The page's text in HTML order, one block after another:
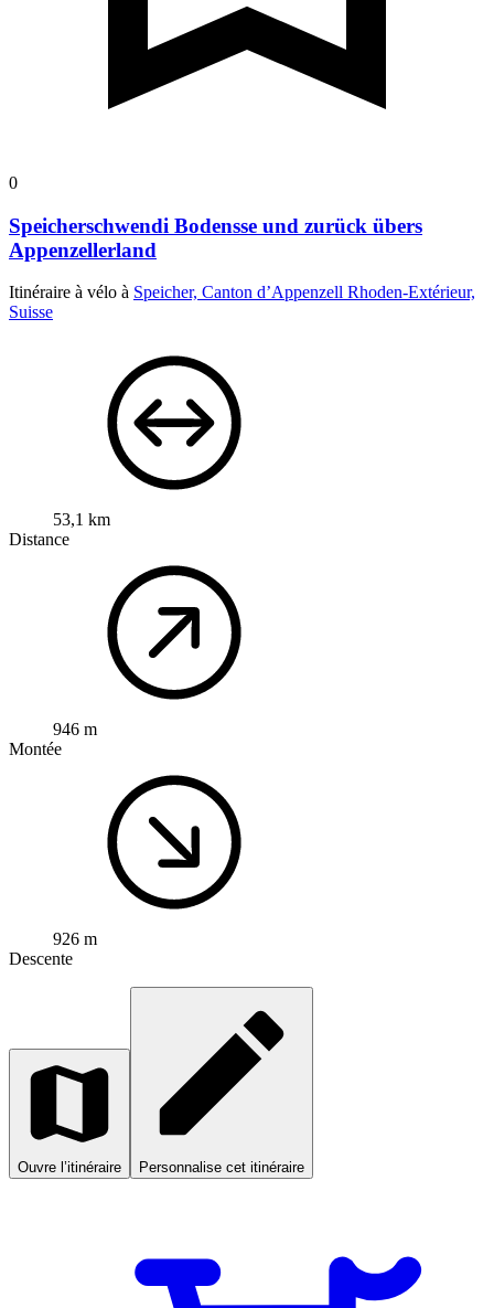
0
Speicherschwendi Bodensse und zurück übers
Appenzellerland
Itinéraire à vélo à Speicher, Canton d’Appenzell Rhoden-Extérieur,
Suisse
53,1 km
Distance
946 m
Montée
926 m
Descente
Ouvre l’itinéraire Personnalise cet itinéraire